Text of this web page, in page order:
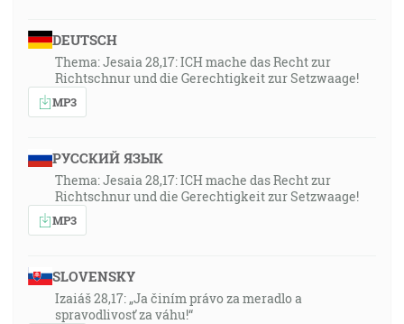
DEUTSCH
Thema: Jesaia 28,17: ICH mache das Recht zur
Richtschnur und die Gerechtigkeit zur Setzwaage!
MP3
РУССКИЙ ЯЗЫК
Thema: Jesaia 28,17: ICH mache das Recht zur
Richtschnur und die Gerechtigkeit zur Setzwaage!
MP3
SLOVENSKY
Izaiáš 28,17: „Ja činím právo za meradlo a
spravodlivosť za váhu!“